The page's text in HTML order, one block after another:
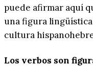
puede afirmar aquí
una figura
cultura
Los verbos son